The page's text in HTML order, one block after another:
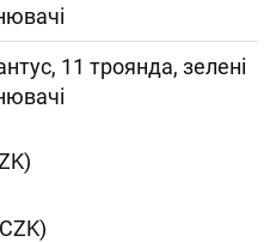
11 троянда, зелені